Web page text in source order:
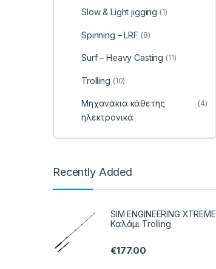
Slow & Light jigging (1)
Spinning – LRF (8)
Surf – Heavy Casting (11)
Trolling (10)
Μηχανάκια κάθετης
ηλεκτρονικά
(4)
Recently Added
SIM ENGINEERING XTREME
Καλάμι Trolling
€177.00